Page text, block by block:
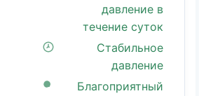
давление в
течение суток
Стабильное
давление
Благоприятный